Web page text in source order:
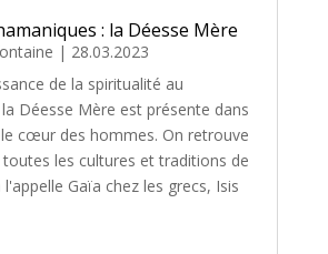
: la Déesse Mère
| 28.03.2023
de la spiritualité au
Déesse Mère est présente dans
cœur des hommes. On retrouve
les cultures et traditions de
Gaïa chez les grecs, Isis